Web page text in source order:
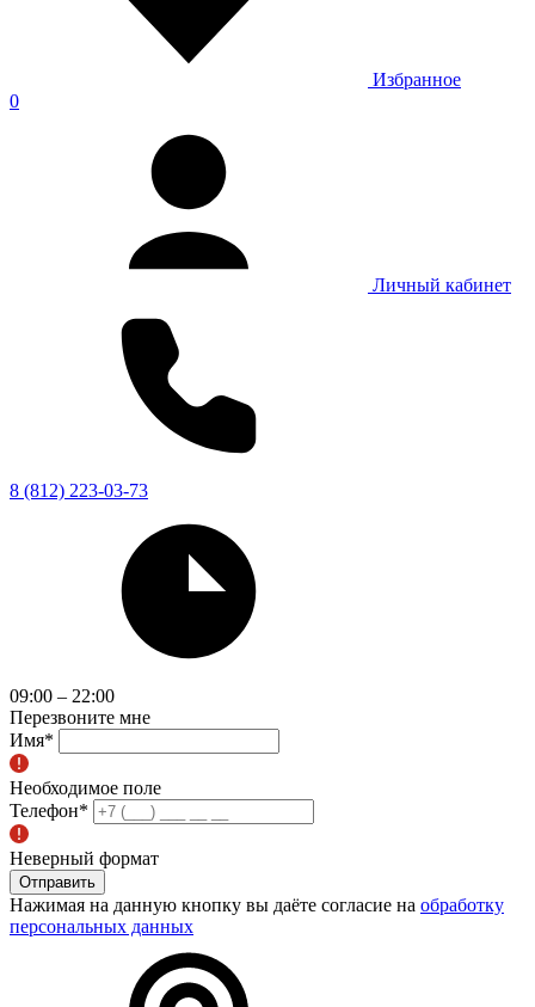
Избранное
0
Личный кабинет
8 (812) 223-03-73
09:00 – 22:00
Перезвоните мне
Имя*
Необходимое поле
Телефон*
Неверный формат
Отправить
Нажимая на данную кнопку вы даёте согласие на обработку
персональных данных